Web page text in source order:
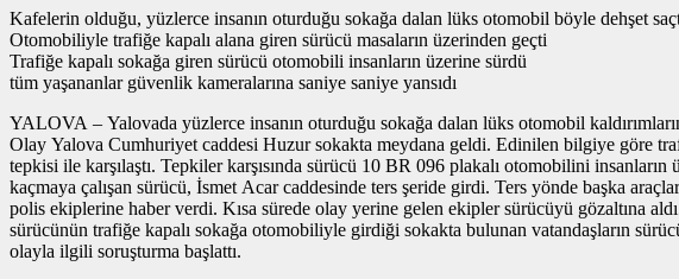
Kafelerin olduğu, yüzlerce insanın oturduğu sokağa dalan lüks otomobil böyle dehşet
Otomobiliyle trafiğe kapalı alana giren sürücü masaların üzerinden geçti
Trafiğe kapalı sokağa giren sürücü otomobili insanların üzerine sürdü
tüm yaşananlar güvenlik kameralarına saniye saniye yansıdı
YALOVA – Yalovada yüzlerce insanın oturduğu sokağa dalan lüks otomobil
Olay Yalova Cumhuriyet caddesi Huzur sokakta meydana geldi. Edinilen bilgiye göre
tepkisi ile karşılaştı. Tepkiler karşısında sürücü 10 BR 096 plakalı otomobilini
kaçmaya çalışan sürücü, İsmet Acar caddesinde ters şeride girdi. Ters yönde başka
polis ekiplerine haber verdi. Kısa sürede olay yerine gelen ekipler sürücüyü gözaltına
sürücünün trafiğe kapalı sokağa otomobiliyle girdiği sokakta bulunan vatandaşların
olayla ilgili soruşturma başlattı.